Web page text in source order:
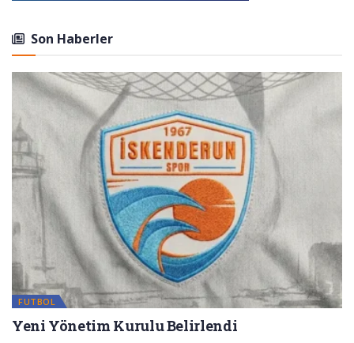
Son Haberler
FUTBOL
Yeni Yönetim Kurulu Belirlendi